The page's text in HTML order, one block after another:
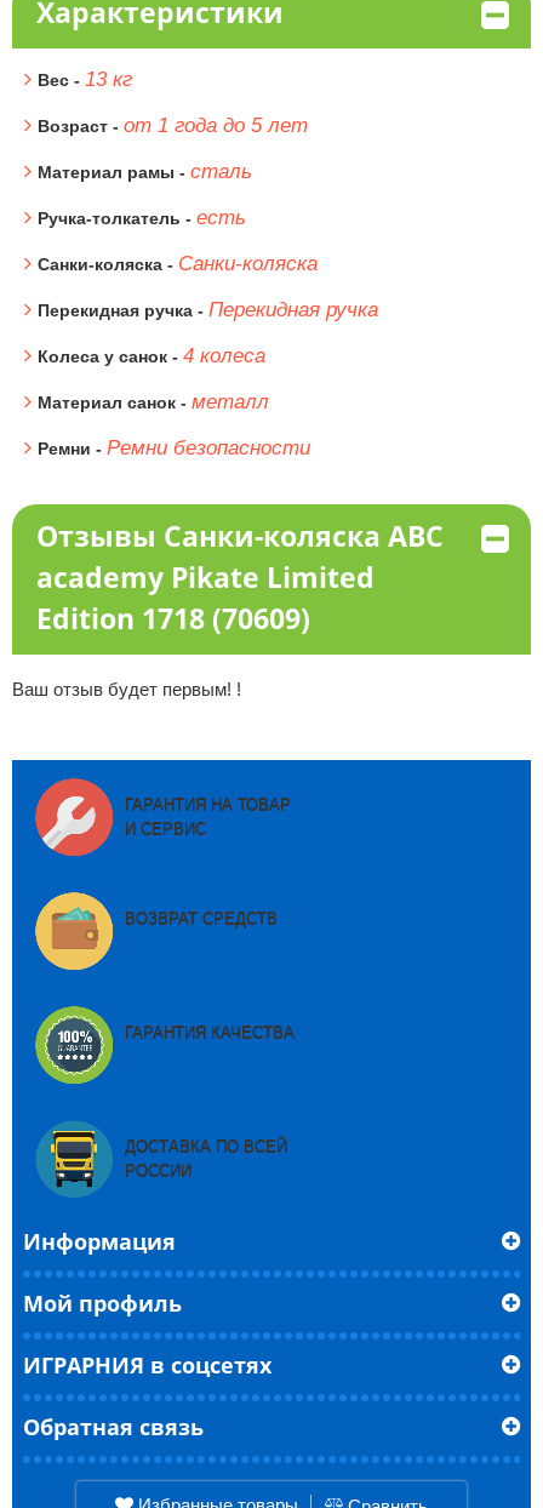
Характеристики
Вес - 13 кг
Возраст - от 1 года до 5 лет
Материал рамы - сталь
Ручка-толкатель - есть
Санки-коляска - Санки-коляска
Перекидная ручка - Перекидная ручка
Колеса у санок - 4 колеса
Материал санок - металл
Ремни - Ремни безопасности
Отзывы Санки-коляска ABC
academy Pikate Limited
Edition 1718 (70609)
Ваш отзыв будет первым! !
ГАРАНТИЯ НА ТОВАР
И СЕРВИС
ВОЗВРАТ СРЕДСТВ
ГАРАНТИЯ КАЧЕСТВА
ДОСТАВКА ПО ВСЕЙ
РОССИИ
Информация
Мой профиль
ИГРАРНИЯ в соцсетях
Обратная связь